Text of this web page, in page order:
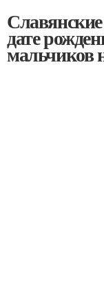
дате
мальчиков